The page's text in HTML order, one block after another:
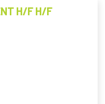
H/F H/F